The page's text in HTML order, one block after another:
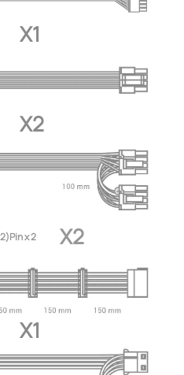
X1
X2
X2
X1